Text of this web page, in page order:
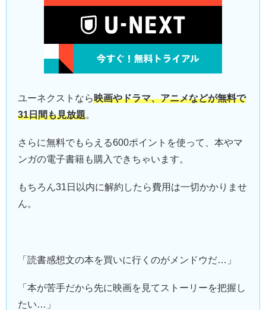
ユーネクストなら映画やドラマ、アニメなどが無料で
31日間も見放題。
さらに無料でもらえる600ポイントを使って、本やマ
ンガの電子書籍も購入できちゃいます。
もちろん31日以内に解約したら費用は一切かかりませ
ん。
「読書感想文の本を買いに行くのがメンドウだ…」
「本が苦手だから先に映画を見てストーリーを把握し
たい…」